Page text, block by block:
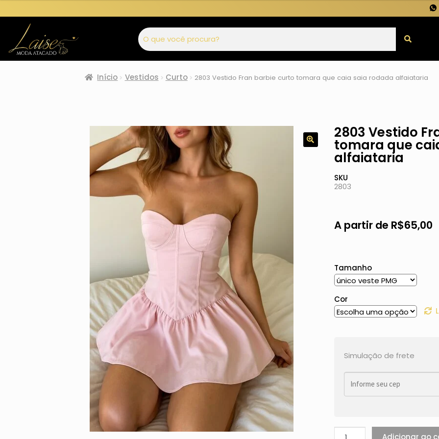
Início Vestidos Curto 2803 Vestido Fran barbie curto tomara que caia saia rodada alfaiataria
2803 Vestido
tomara que
alfaiataria
SKU
2803
A partir de R$65,00
Tamanho
Cor
Simulação de frete
Adicionar ao